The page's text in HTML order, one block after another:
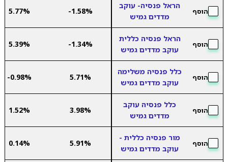
הוסף
הראל פנסיה- עוקב
מדדים גמיש
-1.58%
5.77%
הוסף
הראל פנסיה כללית
עוקב מדדים גמיש
-1.34%
5.39%
הוסף
כלל פנסיה משלימה
עוקב מדדים גמיש
5.71%
-0.98%
הוסף
כלל פנסיה עוקב
מדדים גמיש
3.98%
1.52%
הוסף
מור פנסיה כללית -
עוקב מדדים גמיש
5.91%
0.14%